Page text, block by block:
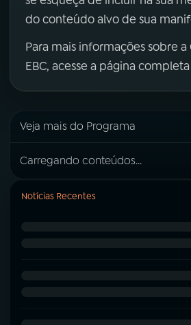
do conteúdo alvo de sua
Para mais informações sobre
EBC, acesse a página completa
Veja mais do Programa
Carregando conteúdos...
Notícias Recentes